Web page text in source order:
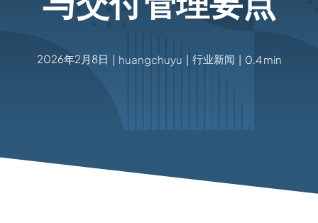
2026年2月8日 | huangchuyu | 行业新闻 | 0.4 min